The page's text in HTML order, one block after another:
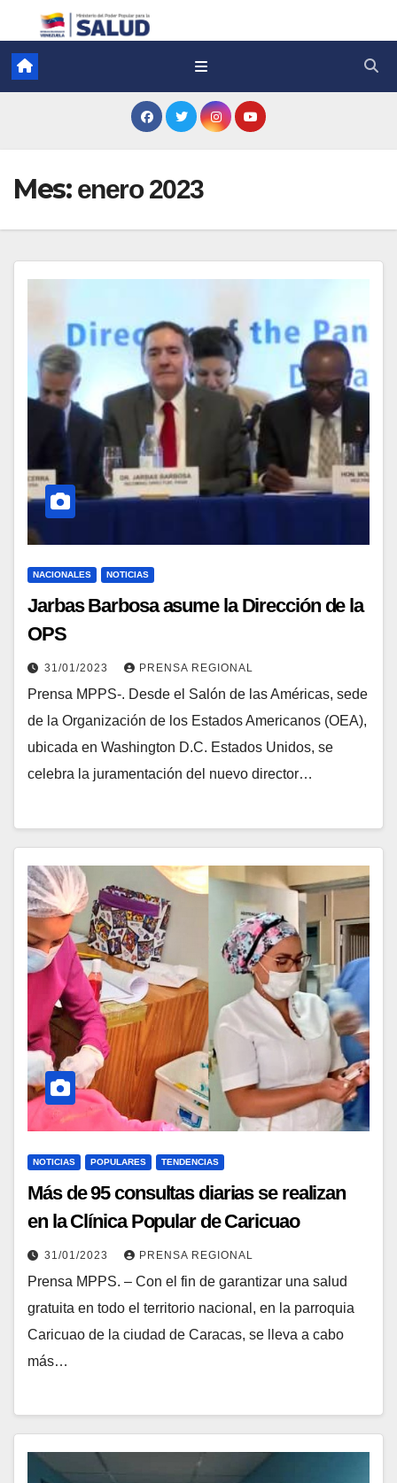
Mes: enero 2023
NACIONALES NOTICIAS
Jarbas Barbosa asume la Dirección de la
OPS
31/01/2023 PRENSA REGIONAL
Prensa MPPS-. Desde el Salón de las Américas, sede
de la Organización de los Estados Americanos (OEA),
ubicada en Washington D.C. Estados Unidos, se
celebra la juramentación del nuevo director…
NOTICIAS POPULARES TENDENCIAS
Más de 95 consultas diarias se realizan
en la Clínica Popular de Caricuao
31/01/2023 PRENSA REGIONAL
Prensa MPPS. – Con el fin de garantizar una salud
gratuita en todo el territorio nacional, en la parroquia
Caricuao de la ciudad de Caracas, se lleva a cabo
más…